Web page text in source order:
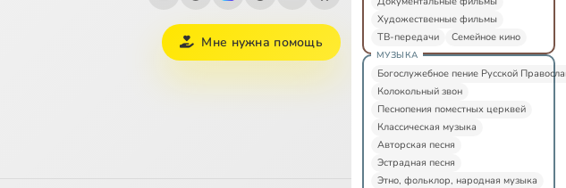
Мне нужна помощь
Художественные фильмы
ТВ-передачи
Семейное кино
МУЗЫКА
Богослужебное пение Русской
Колокольный звон
Песнопения поместных церквей
Классическая музыка
Авторская песня
Эстрадная песня
Этно, фольклор, народная музыка